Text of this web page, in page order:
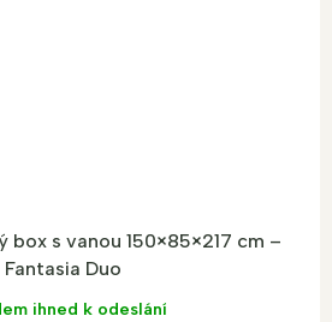
box s vanou 150×85×217 cm –
Fantasia Duo
ihned k odeslání